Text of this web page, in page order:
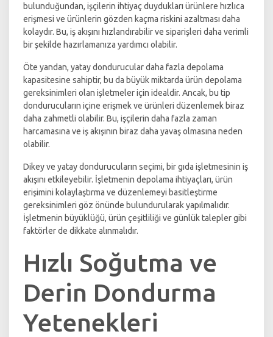
bulunduğundan, işçilerin ihtiyaç duydukları ürünlere hızlıca
erişmesi ve ürünlerin gözden kaçma riskini azaltması daha
kolaydır. Bu, iş akışını hızlandırabilir ve siparişleri daha verimli
bir şekilde hazırlamanıza yardımcı olabilir.
Öte yandan, yatay dondurucular daha fazla depolama
kapasitesine sahiptir, bu da büyük miktarda ürün depolama
gereksinimleri olan işletmeler için idealdir. Ancak, bu tip
dondurucuların içine erişmek ve ürünleri düzenlemek biraz
daha zahmetli olabilir. Bu, işçilerin daha fazla zaman
harcamasına ve iş akışının biraz daha yavaş olmasına neden
olabilir.
Dikey ve yatay dondurucuların seçimi, bir gıda işletmesinin iş
akışını etkileyebilir. İşletmenin depolama ihtiyaçları, ürün
erişimini kolaylaştırma ve düzenlemeyi basitleştirme
gereksinimleri göz önünde bulundurularak yapılmalıdır.
İşletmenin büyüklüğü, ürün çeşitliliği ve günlük talepler gibi
faktörler de dikkate alınmalıdır.
Hızlı Soğutma ve
Derin Dondurma
Yetenekleri